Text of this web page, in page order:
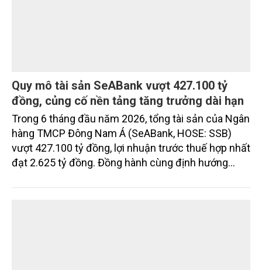
Quy mô tài sản SeABank vượt 427.100 tỷ
đồng, củng cố nền tảng tăng trưởng dài hạn
Trong 6 tháng đầu năm 2026, tổng tài sản của Ngân
hàng TMCP Đông Nam Á (SeABank, HOSE: SSB)
vượt 427.100 tỷ đồng, lợi nhuận trước thuế hợp nhất
đạt 2.625 tỷ đồng. Đồng hành cùng định hướng